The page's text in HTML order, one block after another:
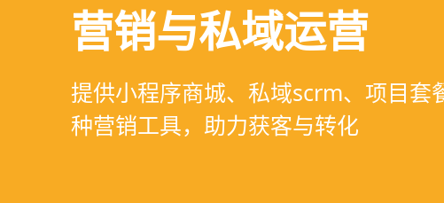
医疗资源调度管理
支持电子病历、医生排班、手术室管
配，科学安排医疗资源
高净值客户价值挖掘
支持客户分级管理、消费轨迹追踪、
制、实现客户长期价值挖掘
营销与私域运营
提供小程序商城、私域scrm、项目套
种营销工具，助力获客与转化
智慧医美管理系统
一站式解决医美机构预约、咨询、手
理、财务核算全流程管理